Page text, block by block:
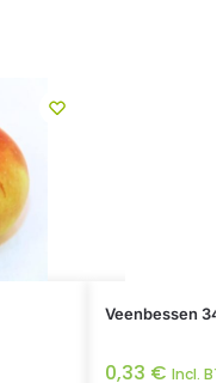
Veenbessen
0,33 € Incl.